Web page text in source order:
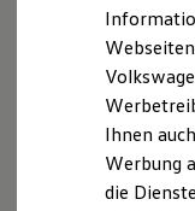
vermittelte mir das
Bewerber wichtig
schließlich nicht
sondern mir auch
Erkenntnis ist für
tägliche
Ihnen
Werbung
die